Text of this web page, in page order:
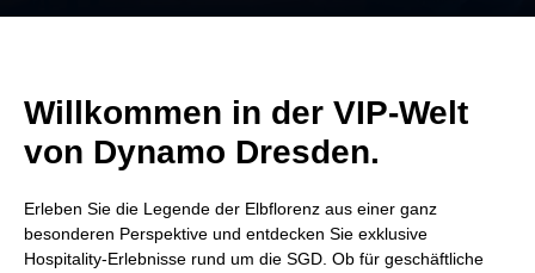
Willkommen in der VIP-Welt
von Dynamo Dresden.
Erleben Sie die Legende der Elbflorenz aus einer ganz
besonderen Perspektive und entdecken Sie exklusive
Hospitality-Erlebnisse rund um die SGD. Ob für geschäftliche